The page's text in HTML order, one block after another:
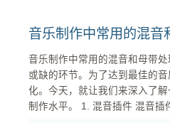
音乐制作中常用的混音
音乐制作中常用的混音和母带处理插件：从入门到进阶
或缺的环节。为了达到最佳的
化。今天，就让我们来深入了
制作水平。 1. 混音插件 混音插件主要用于对单个音轨进行调整和修饰，以使其在整体混音中拥有